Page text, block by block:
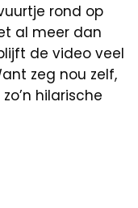
rond op
al meer dan
de video veel
zeg nou zelf,
hilarische